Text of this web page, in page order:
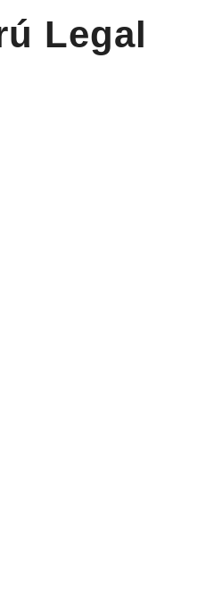
Legal